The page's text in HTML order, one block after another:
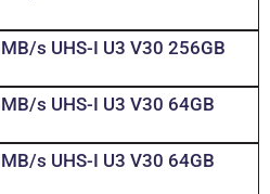
s UHS-I U3 V30 256GB
s UHS-I U3 V30 64GB
s UHS-I U3 V30 64GB